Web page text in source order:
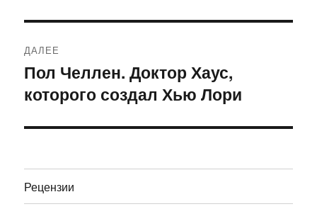
ДАЛЕЕ
Следующая
запись:
Пол Челлен. Доктор Хаус,
которого создал Хью Лори
Рецензии